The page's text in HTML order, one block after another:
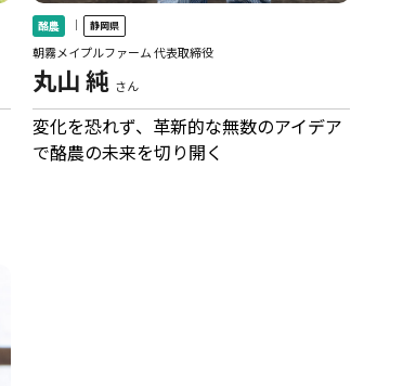
酪農 ｜ 静岡県
朝霧メイプルファーム 代表取締役
丸山 純 さん
変化を恐れず、革新的な無数のアイデア
で酪農の未来を切り開く